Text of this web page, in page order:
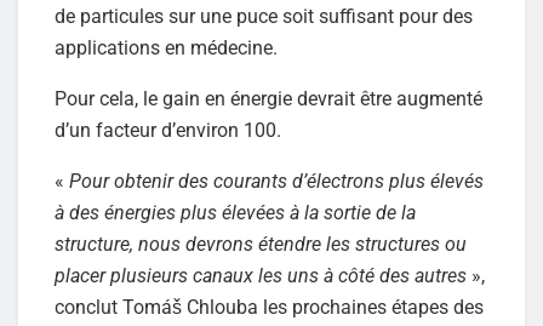
de particules sur une puce soit suffisant pour des
applications en médecine.
Pour cela, le gain en énergie devrait être augmenté
d’un facteur d’environ 100.
« Pour obtenir des courants d’électrons plus élevés
à des énergies plus élevées à la sortie de la
structure, nous devrons étendre les structures ou
placer plusieurs canaux les uns à côté des autres »,
conclut Tomáš Chlouba les prochaines étapes des